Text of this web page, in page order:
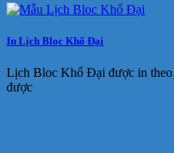
In Lịch Bloc Khổ Đại
Lịch Bloc Khổ Đại được in theo
được